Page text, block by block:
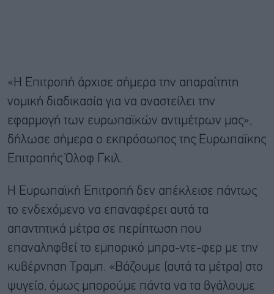
«Η Επιτροπή άρχισε σήμερα την απαραίτητη
νομική διαδικασία για να αναστείλει την
εφαρμογή των ευρωπαϊκών αντιμέτρων μας»,
δήλωσε σήμερα ο εκπρόσωπος της Ευρωπαϊκης
Επιτροπής Όλοφ Γκιλ.
Η Ευρωπαϊκή Επιτροπή δεν απέκλεισε πάντως
το ενδεχόμενο να επαναφέρει αυτά τα
απαντητικά μέτρα σε περίπτωση που
επαναληφθεί το εμπορικό μπρα-ντε-φερ με την
κυβέρνηση Τραμπ. «Βάζουμε (αυτά τα μέτρα) στο
ψυγείο, όμως μπορούμε πάντα να τα βγάλουμε